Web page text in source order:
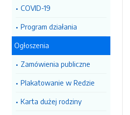
COVID-19
Program działania
Ogłoszenia
Zamówienia publiczne
Plakatowanie w Redzie
Karta dużej rodziny